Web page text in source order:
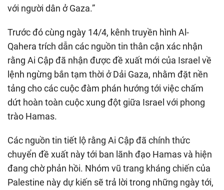
với người dân ở Gaza.”
Trước đó cùng ngày 14/4, kênh truyền hình Al-
Qahera trích dẫn các nguồn tin thân cận xác nhận
rằng Ai Cập đã nhận được đề xuất mới của Israel về
lệnh ngừng bắn tạm thời ở Dải Gaza, nhằm đặt nền
tảng cho các cuộc đàm phán hướng tới việc chấm
dứt hoàn toàn cuộc xung đột giữa Israel với phong
trào Hamas.
Các nguồn tin tiết lộ rằng Ai Cập đã chính thức
chuyển đề xuất này tới ban lãnh đạo Hamas và hiện
đang chờ phản hồi. Nhóm vũ trang kháng chiến của
Palestine này dự kiến sẽ trả lời trong những ngày tới,